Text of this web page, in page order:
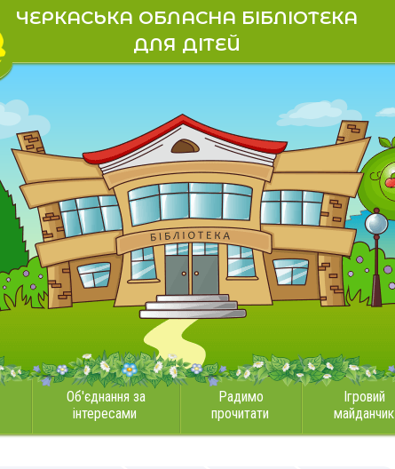
ЧЕРКАСЬКА ОБЛАСНА БІБЛІОТЕКА
ДЛЯ ДІТЕЙ
Об'єднання за
інтересами
Радимо
прочитати
Ігровий
майданчик